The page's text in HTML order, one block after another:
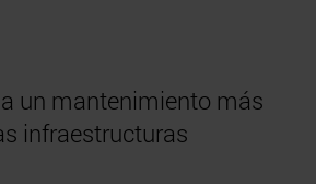
un mantenimiento más
infraestructuras